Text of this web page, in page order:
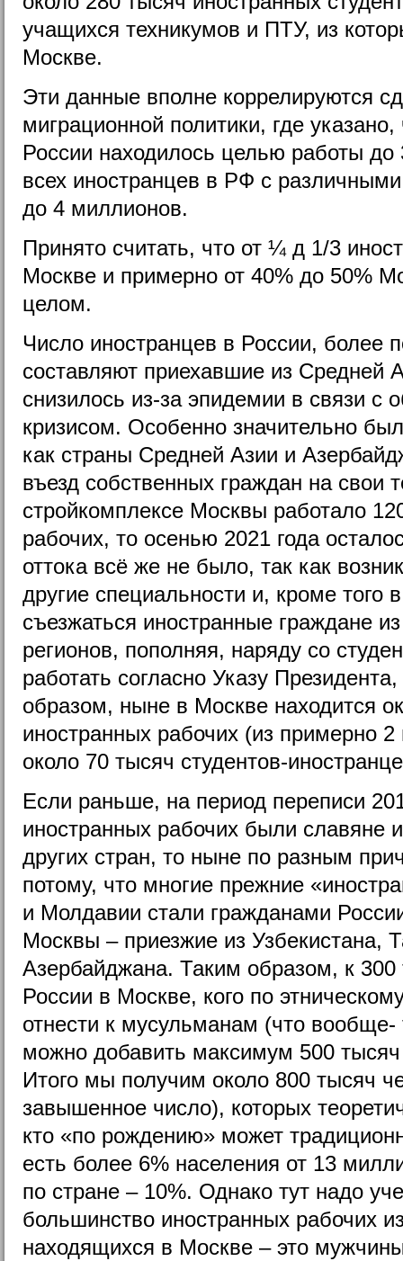
учащихся техникумов и ПТУ, из
Москве.
Эти данные вполне коррелируются
миграционной политики, где
России находилось целью работы
всех иностранцев в РФ с
до 4 миллионов.
Принято считать, что от ¼ д 1/3
Москве и примерно от 40% до 50%
целом.
Число иностранцев в России, более
составляют приехавшие из Средней
снизилось из-за эпидемии в связи с
кризисом. Особенно значительно
как страны Средней Азии и
въезд собственных граждан на свои
стройкомплексе Москвы работало
рабочих, то осенью 2021 года
оттока всё же не было, так как
другие специальности и, кроме того
съезжаться иностранные граждане
регионов, пополняя, наряду со
работать согласно Указу
образом, ныне в Москве находится
иностранных рабочих (из примерно
около 70 тысяч студентов-
Если раньше, на период переписи
иностранных рабочих были славяне
других стран, то ныне по разным
потому, что многие прежние
и Молдавии стали гражданами
Москвы – приезжие из Узбекистана,
Азербайджана. Таким образом, к 300
России в Москве, кого по
отнести к мусульманам (что вообще-
можно добавить максимум 500
Итого мы получим около 800 тысяч
завышенное число), которых
кто «по рождению» может
есть более 6% населения от 13
по стране – 10%. Однако тут надо
большинство иностранных рабочих
находящихся в Москве – это